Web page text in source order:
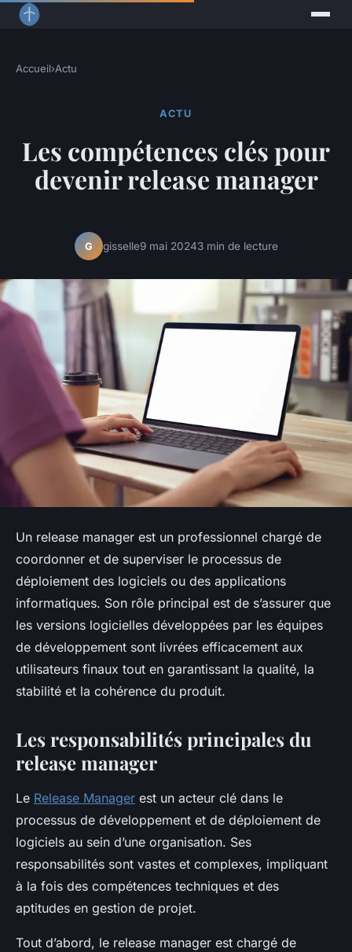
Accueil›Actu
ACTU
Les compétences clés pour
devenir release manager
G gisselle9 mai 20243 min de lecture
Un release manager est un professionnel chargé de
coordonner et de superviser le processus de
déploiement des logiciels ou des applications
informatiques. Son rôle principal est de s’assurer que
les versions logicielles développées par les équipes
de développement sont livrées efficacement aux
utilisateurs finaux tout en garantissant la qualité, la
stabilité et la cohérence du produit.
Les responsabilités principales du
release manager
Le Release Manager est un acteur clé dans le
processus de développement et de déploiement de
logiciels au sein d’une organisation. Ses
responsabilités sont vastes et complexes, impliquant
à la fois des compétences techniques et des
aptitudes en gestion de projet.
Tout d’abord, le release manager est chargé de